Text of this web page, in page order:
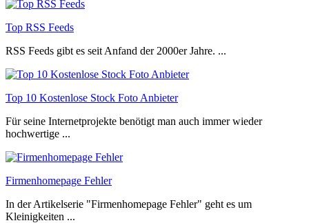
Top RSS Feeds
RSS Feeds gibt es seit Anfand der 2000er Jahre. ...
Top 10 Kostenlose Stock Foto Anbieter
Für seine Internetprojekte benötigt man auch immer wieder
hochwertige ...
Firmenhomepage Fehler
In der Artikelserie "Firmenhomepage Fehler" geht es um
Kleinigkeiten ...